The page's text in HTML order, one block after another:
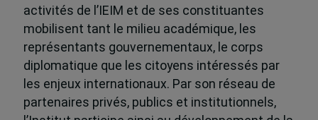
activités de l’IEIM et de ses constituantes
mobilisent tant le milieu académique, les
représentants gouvernementaux, le corps
diplomatique que les citoyens intéressés par
les enjeux internationaux. Par son réseau de
partenaires privés, publics et institutionnels,